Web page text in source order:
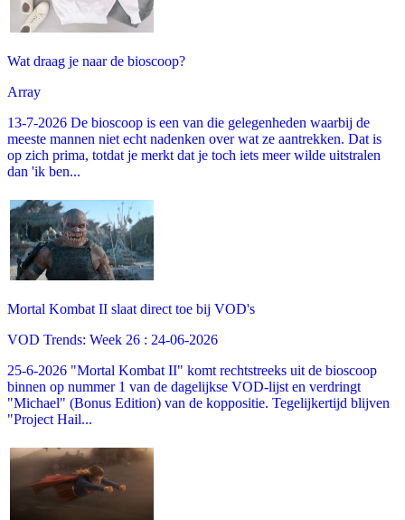
Wat draag je naar de bioscoop?
Array
13-7-2026 De bioscoop is een van die gelegenheden waarbij de
meeste mannen niet echt nadenken over wat ze aantrekken. Dat is
op zich prima, totdat je merkt dat je toch iets meer wilde uitstralen
dan 'ik ben...
Mortal Kombat II slaat direct toe bij VOD's
VOD Trends: Week 26 : 24-06-2026
25-6-2026 "Mortal Kombat II" komt rechtstreeks uit de bioscoop
binnen op nummer 1 van de dagelijkse VOD-lijst en verdringt
"Michael" (Bonus Edition) van de koppositie. Tegelijkertijd blijven
"Project Hail...